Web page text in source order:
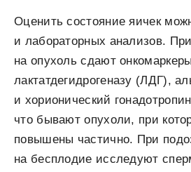
Оценить состояние яичек
и лабораторных анализов.
на опухоль сдают
лактатдегидрогеназу (ЛДГ),
и хорионический
что бывают опухоли, при
повышены частично. При
на бесплодие исследуют